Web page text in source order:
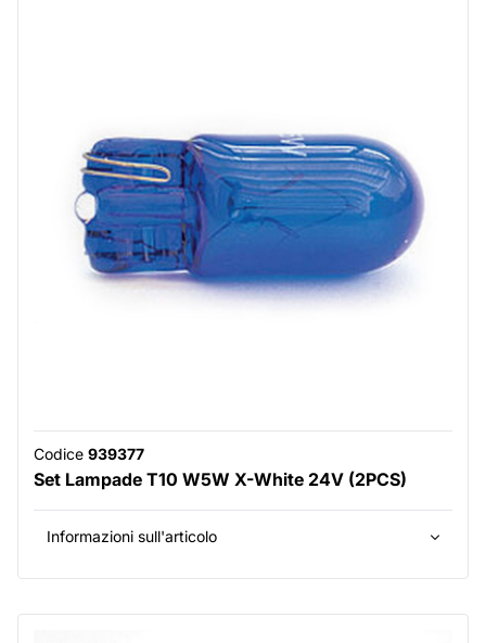
Codice 939377
Set Lampade T10 W5W X-White 24V (2PCS)
Informazioni sull'articolo